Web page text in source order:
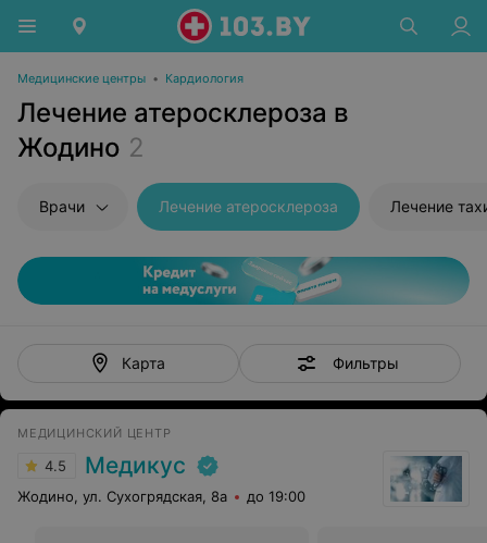
Медицинские центры • Кардиология
Лечение атеросклероза в
Жодино 2
Врачи Лечение атеросклероза Лечение
Карта Фильтры
МЕДИЦИНСКИЙ ЦЕНТР
4.5 Медикус
Жодино, ул. Сухогрядская, 8а до 19:00